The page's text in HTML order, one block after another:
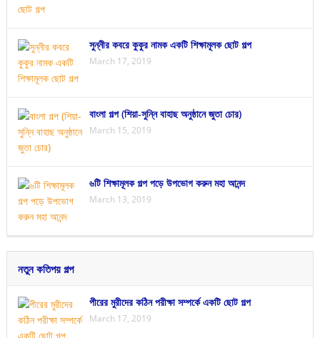
সুন্নীর কবরে কুকুর নামক একটি শিক্ষামূলক ছোট গল্প
March 17, 2019
বাংলা গল্প (শিয়া-সুন্নি বাহাছ অনুষ্ঠানে জুতা চোর)
March 15, 2019
৬টি শিক্ষামূলক গল্প পড়ে উপভোগ করুন মহা আনন্দ
March 13, 2019
নতুন কতিপয় গল্প
পীরের মুরীদের কঠিন পরীক্ষা সম্পর্কে একটি ছোট গল্প
March 17, 2019